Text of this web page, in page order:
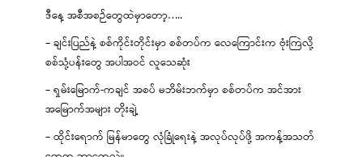
ဒီနေ့ အစီအစဉ်တွေထဲမှာတော့…..
– ချင်းပြည်နဲ့ စစ်ကိုင်းတိုင်းမှာ စစ်တပ်က လေကြောင်းက ဗုံးကြဲလို့
စစ်သုံ့ပန်းတွေ အပါအဝင် လူသေဆုံး
– ရှမ်းမြောက်-ကချင် အစပ် မဘိမ်းဘက်မှာ စစ်တပ်က အင်အား
အမြောက်အများ တိုးချဲ့
– ထိုင်းရောက် မြန်မာတွေ လုံခြုံရေးနဲ့ အလုပ်လုပ်ဖို့ အကန့်အသတ်